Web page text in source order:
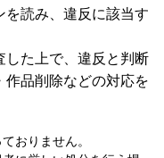
を読み、違反に該当す
した上で、違反と判断
作品削除などの対応を
おりません。